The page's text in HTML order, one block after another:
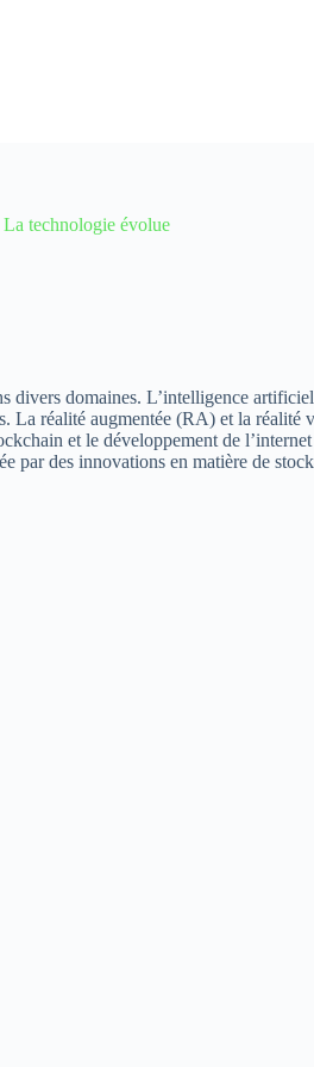
technologie évolue
domaines. L’intelligence
La réalité augmentée (RA) et la
et le développement de
par des innovations en matière de